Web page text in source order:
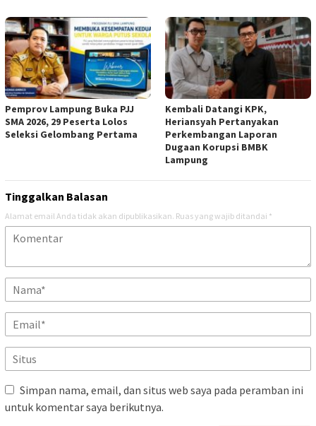
Pemprov Lampung Buka PJJ
SMA 2026, 29 Peserta Lolos
Seleksi Gelombang Pertama
Kembali Datangi KPK,
Heriansyah Pertanyakan
Perkembangan Laporan
Dugaan Korupsi BMBK
Lampung
Tinggalkan Balasan
Alamat email Anda tidak akan dipublikasikan. Ruas yang wajib ditandai *
Simpan nama, email, dan situs web saya pada peramban ini
untuk komentar saya berikutnya.